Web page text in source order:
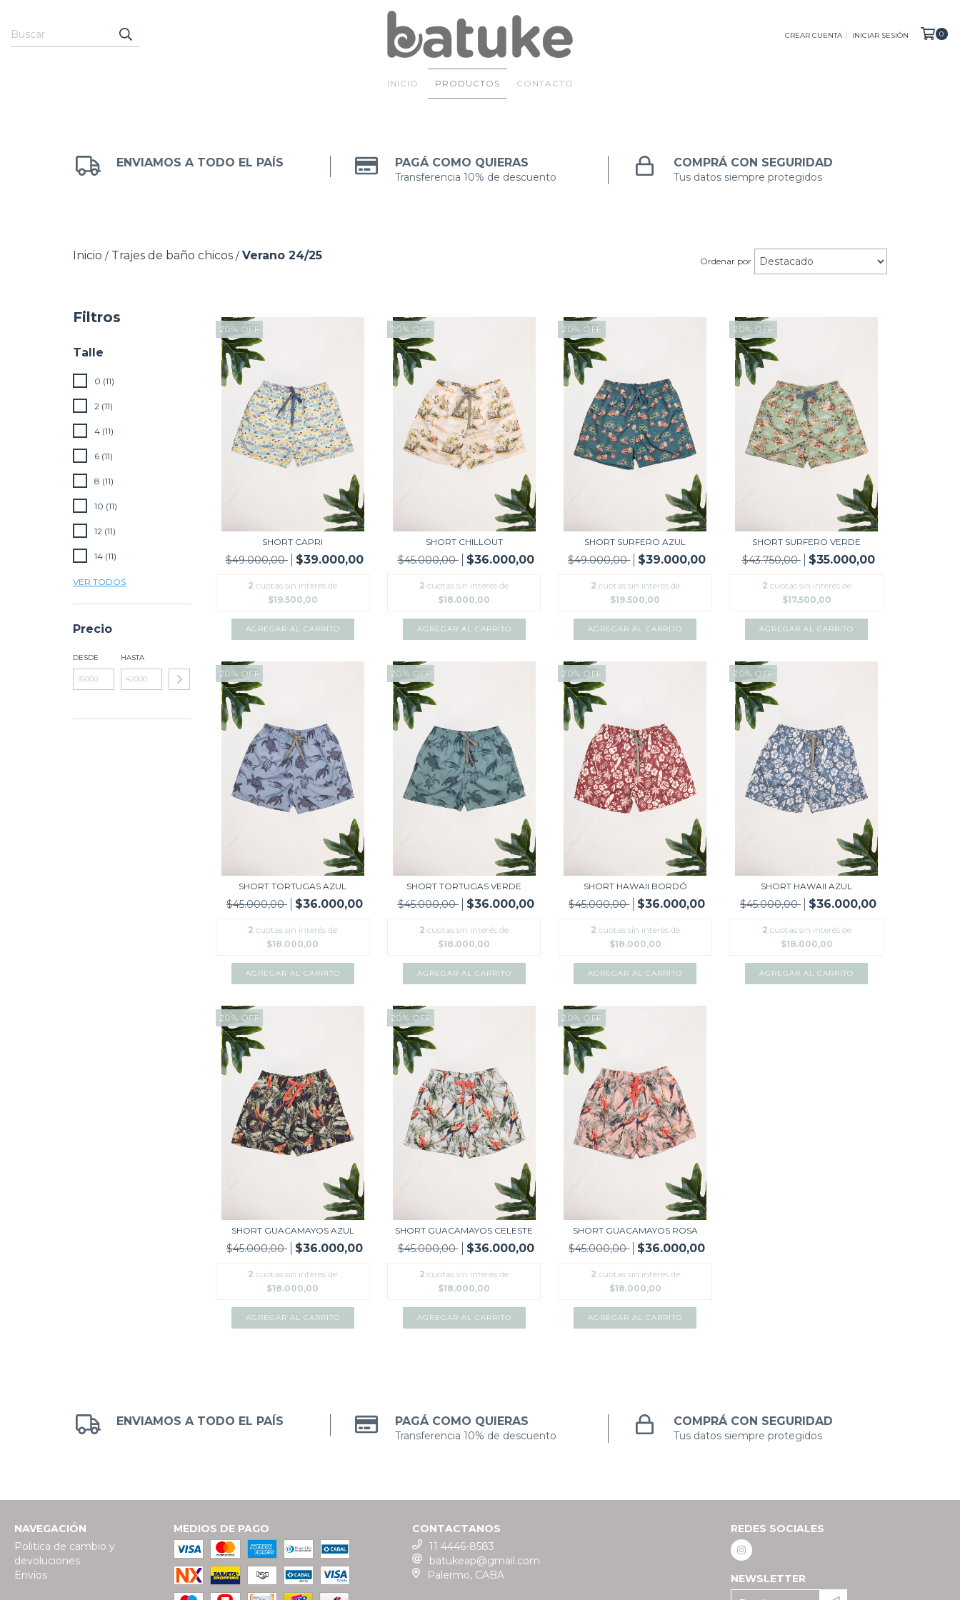
CREAR CUENTA INICIAR SESIÓN 0
INICIO PRODUCTOS CONTACTO
ENVIAMOS A TODO EL PAÍS PAGÁ COMO QUIERAS
Transferencia 10% de descuento
COMPRÁ CON SEGURIDAD
Tus datos siempre protegidos
Inicio / Trajes de baño chicos / Verano 24/25 Ordenar por
Filtros
Talle
0 (11)
2 (11)
4 (11)
6 (11)
8 (11)
10 (11)
12 (11)
14 (11)
VER TODOS
Precio
DESDE HASTA
20% OFF
SHORT CAPRI
$49.000,00 $39.000,00
2 cuotas sin interés de
$19.500,00
AGREGAR AL CARRITO
20% OFF
SHORT CHILLOUT
$45.000,00 $36.000,00
2 cuotas sin interés de
$18.000,00
AGREGAR AL CARRITO
20% OFF
SHORT SURFERO AZUL
$49.000,00 $39.000,00
2 cuotas sin interés de
$19.500,00
AGREGAR AL CARRITO
20% OFF
SHORT SURFERO VERDE
$43.750,00 $35.000,00
2 cuotas sin interés de
$17.500,00
AGREGAR AL CARRITO
20% OFF
SHORT TORTUGAS AZUL
$45.000,00 $36.000,00
2 cuotas sin interés de
$18.000,00
AGREGAR AL CARRITO
20% OFF
SHORT TORTUGAS VERDE
$45.000,00 $36.000,00
2 cuotas sin interés de
$18.000,00
AGREGAR AL CARRITO
20% OFF
SHORT HAWAII BORDÓ
$45.000,00 $36.000,00
2 cuotas sin interés de
$18.000,00
AGREGAR AL CARRITO
20% OFF
SHORT HAWAII AZUL
$45.000,00 $36.000,00
2 cuotas sin interés de
$18.000,00
AGREGAR AL CARRITO
20% OFF
SHORT GUACAMAYOS AZUL
$45.000,00 $36.000,00
2 cuotas sin interés de
$18.000,00
AGREGAR AL CARRITO
20% OFF
SHORT GUACAMAYOS CELESTE
$45.000,00 $36.000,00
2 cuotas sin interés de
$18.000,00
AGREGAR AL CARRITO
20% OFF
SHORT GUACAMAYOS ROSA
$45.000,00 $36.000,00
2 cuotas sin interés de
$18.000,00
AGREGAR AL CARRITO
ENVIAMOS A TODO EL PAÍS PAGÁ COMO QUIERAS
Transferencia 10% de descuento
COMPRÁ CON SEGURIDAD
Tus datos siempre protegidos
NAVEGACIÓN
Politica de cambio y
devoluciones
Envíos
MEDIOS DE PAGO
CONTACTANOS
11 4446-8583
batukeap@gmail.com
Palermo, CABA
REDES SOCIALES
NEWSLETTER